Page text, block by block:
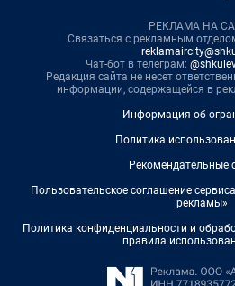
РЕКЛАМА НА
Связаться с рекламным
Чат-бот в телеграм:
Редакция сайта не несет
информации, содержащейся в
Информация об
Политика
Рекомендательные
Пользовательское соглашение
рекламы»
Политика конфиденциальности и
правила